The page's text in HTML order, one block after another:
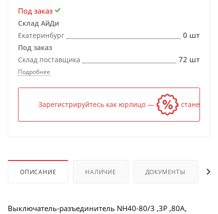
Под заказ
Склад АйДи
Екатеринбург
0 шт
Под заказ
Склад поставщика
72 шт
Подробнее
Зарегистрируйтесь как юрлицо — и цена станет
ОПИСАНИЕ НАЛИЧИЕ ДОКУМЕНТЫ
Выключатель-разъединитель NH40-80/3 ,3P ,80А,